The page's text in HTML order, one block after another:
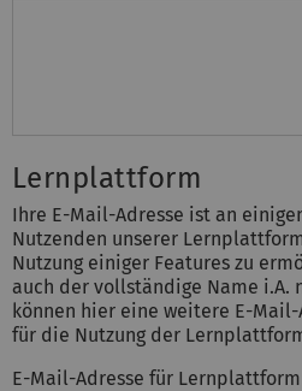
Lernplattform
Ihre E-Mail-Adresse ist an
Nutzenden unserer
Nutzung einiger Features zu
auch der vollständige Name i.A.
können hier eine weitere E-
für die Nutzung der
E-Mail-Adresse für Lernplattform